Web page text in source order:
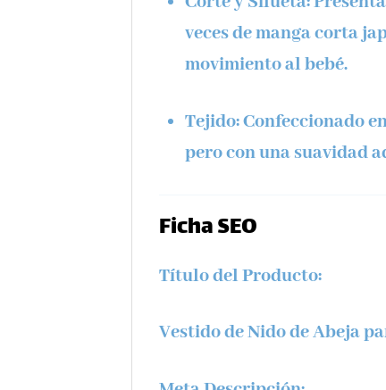
veces de manga corta
movimiento al bebé.
Tejido:Confeccionado
pero con una suavidad
Ficha SEO
Título del Producto:
Vestido de Nido de Abeja